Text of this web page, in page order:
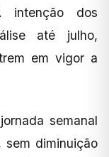
intenção dos
até julho,
em vigor a
semanal
diminuição